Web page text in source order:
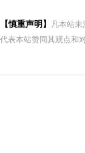
【慎重声明】
凡本站
代表本站赞同其观点和